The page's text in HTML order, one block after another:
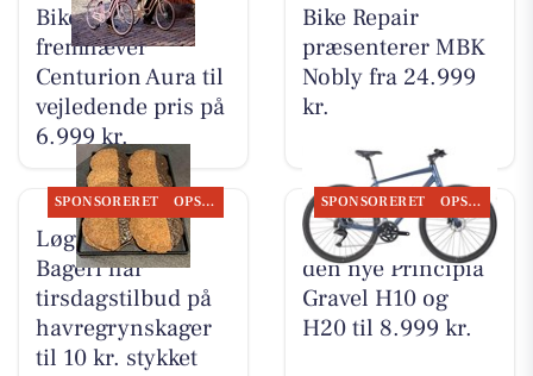
Bike Repair
fremhæver
Centurion Aura til
vejledende pris på
6.999 kr.
Bike Repair
præsenterer MBK
Nobly fra 24.999
kr.
SPONSORERET OPSLAGSTAVLEN
Løgstørvejens
Bageri har
tirsdagstilbud på
havregrynskager
til 10 kr. stykket
SPONSORERET OPSLAGSTAVLEN
Bike Repair viser
den nye Principia
Gravel H10 og
H20 til 8.999 kr.